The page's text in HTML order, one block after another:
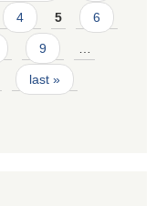
4 5 6
9 …
last »